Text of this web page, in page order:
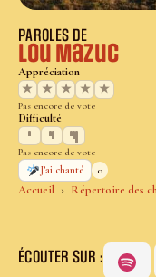
Accueil Répertoire des
PAROLES DE
Lou Mazuc
Appréciation
★
★ ★ ★ ★
Pas encore de vote
Difficulté
Pas encore de vote
J’ai chanté
0
ÉCOUTER SUR :